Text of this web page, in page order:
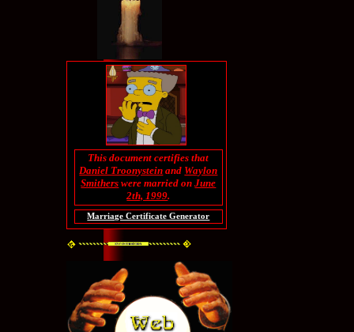
This document certifies that
Daniel Troonystein and Waylon
Smithers were married onJune
2th, 1999.
Marriage Certificate Generator